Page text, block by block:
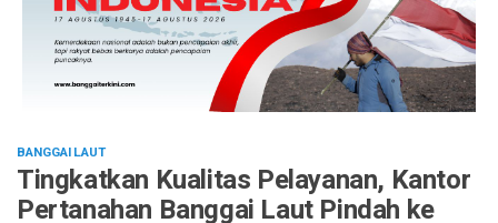
BANGGAI LAUT
Tingkatkan Kualitas Pelayanan, Kantor
Pertanahan Banggai Laut Pindah ke